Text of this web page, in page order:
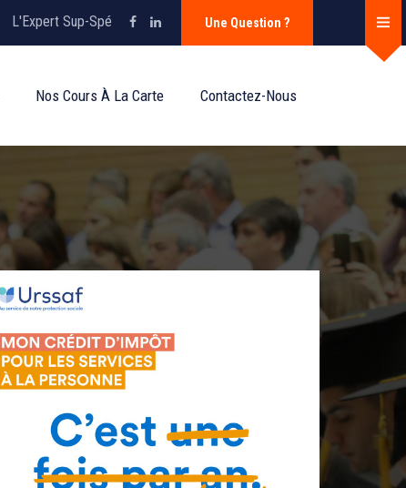
L'Expert Sup-Spé Une Question ?
Nos Cours À La Carte Contactez-Nous